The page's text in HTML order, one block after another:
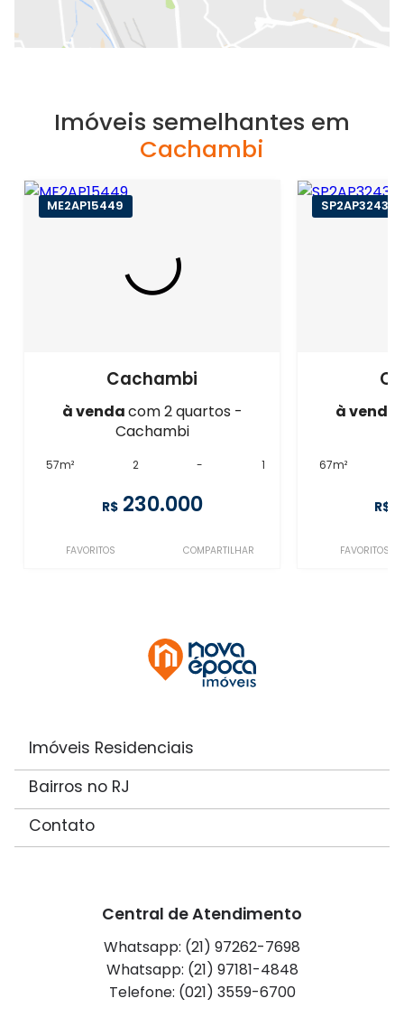
Imóveis semelhantes em
Cachambi
ME2AP15449
Cachambi
à vendacom 2 quartos -
Cachambi
57m² 2 - 1
R$ 230.000
FAVORITOS COMPARTILHAR
SP2AP32431
à venda
67m²
R$
FAVORITOS
Imóveis Residenciais
Bairros no RJ
Contato
Central de Atendimento
Whatsapp: (21) 97262-7698
Whatsapp: (21) 97181-4848
Telefone: (021) 3559-6700